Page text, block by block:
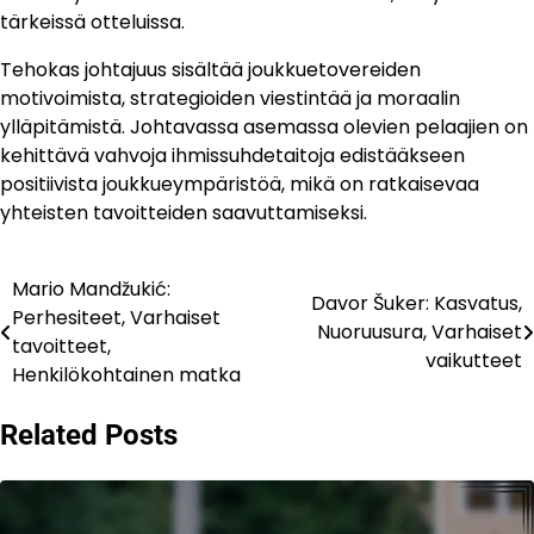
tärkeissä otteluissa.
Tehokas johtajuus sisältää joukkuetovereiden
motivoimista, strategioiden viestintää ja moraalin
ylläpitämistä. Johtavassa asemassa olevien pelaajien on
kehittävä vahvoja ihmissuhdetaitoja edistääkseen
positiivista joukkueympäristöä, mikä on ratkaisevaa
yhteisten tavoitteiden saavuttamiseksi.
Post
navigation
Mario Mandžukić:
Perhesiteet, Varhaiset
tavoitteet,
Henkilökohtainen matka
Davor Šuker: Kasvatus,
Nuoruusura, Varhaiset
vaikutteet
Related Posts